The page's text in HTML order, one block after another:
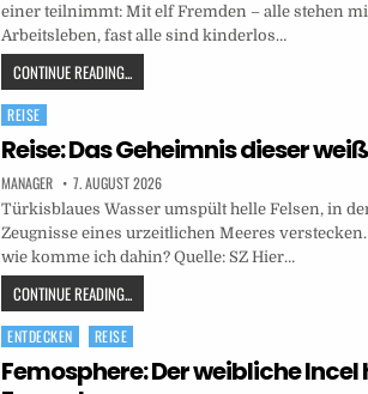
einer teilnimmt: Mit elf Fremden – alle stehen
Arbeitsleben, fast alle sind kinderlos…
CONTINUE READING...
Posted
in
REISE
Reise: Das Geheimnis dieser
MANAGER 7. AUGUST 2026
Türkisblaues Wasser umspült helle Felsen, in
Zeugnisse eines urzeitlichen Meeres
wie komme ich dahin? Quelle: SZ Hier…
CONTINUE READING...
Posted
in
ENTDECKEN REISE
Femosphere: Der weibliche